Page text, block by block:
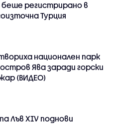
беше регистрирано в
Турция
национален парк
Ява заради горски
(ВИДЕО)
Лъв XIV поднови